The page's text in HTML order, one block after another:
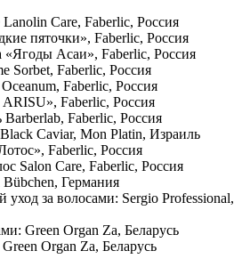
Care, Faberlic, Россия
пяточки», Faberlic, Россия
«Ягоды Асаи», Faberlic, Россия
Sorbet, Faberlic, Россия
Faberlic, Россия
Faberlic, Россия
Faberlic, Россия
Caviar, Mon Platin, Израиль
Faberlic, Россия
Salon Care, Faberlic, Россия
Bübchen, Германия
за волосами: Sergio Professional,
Green Organ Za, Беларусь
Organ Za, Беларусь